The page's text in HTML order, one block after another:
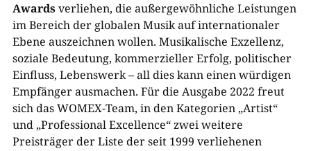
Awardsverliehen, die außergewöhnliche Leistungen
im Bereich der globalen Musik auf internationaler
Ebene auszeichnen wollen. Musikalische Exzellenz,
soziale Bedeutung, kommerzieller Erfolg, politischer
Einfluss, Lebenswerk – all dies kann einen würdigen
Empfänger ausmachen. Für die Ausgabe 2022 freut
sich das WOMEX-Team, in den Kategorien „Artist“
und „Professional Excellence“ zwei weitere
Preisträger der Liste der seit 1999 verliehenen